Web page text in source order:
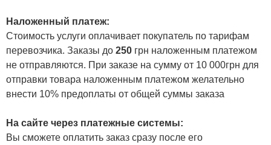
Наложенный платеж:
Стоимость услуги оплачивает покупатель по тарифам
перевозчика. Заказы до 250 грн наложенным платежом
не отправляются. При заказе на сумму от 10 000грн для
отправки товара наложенным платежом желательно
внести 10% предоплаты от общей суммы заказа
На сайте через платежные системы:
Вы сможете оплатить заказ сразу после его